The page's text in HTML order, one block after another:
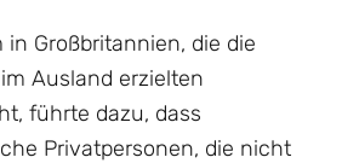
in Großbritannien, die die
Ausland erzielten
führte dazu, dass
Privatpersonen, die nicht